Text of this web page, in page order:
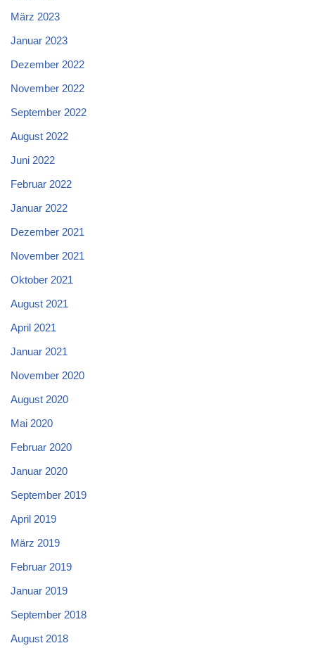
März 2023
Januar 2023
Dezember 2022
November 2022
September 2022
August 2022
Juni 2022
Februar 2022
Januar 2022
Dezember 2021
November 2021
Oktober 2021
August 2021
April 2021
Januar 2021
November 2020
August 2020
Mai 2020
Februar 2020
Januar 2020
September 2019
April 2019
März 2019
Februar 2019
Januar 2019
September 2018
August 2018